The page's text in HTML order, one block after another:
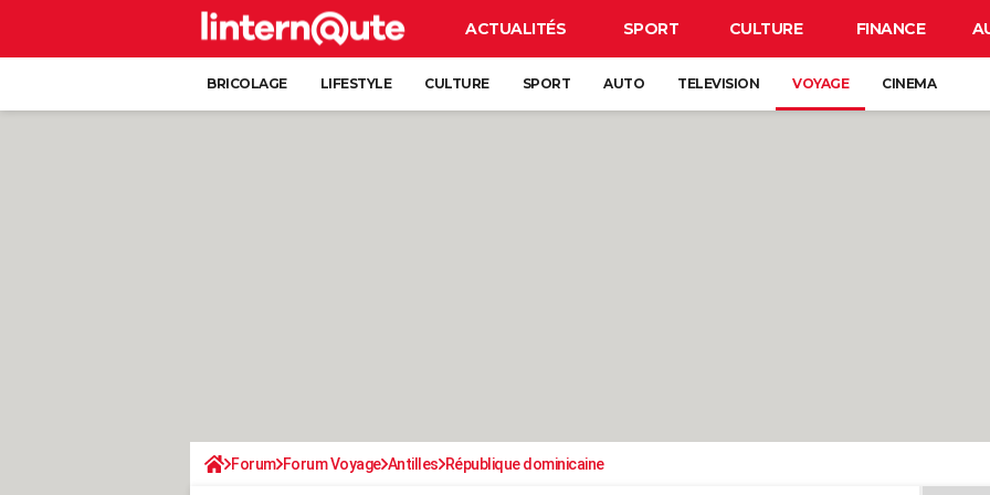
ACTUALITÉS SPORT CULTURE FINANCE
BRICOLAGE LIFESTYLE CULTURE SPORT AUTO TELEVISION VOYAGE CINEMA
Forum Forum Voyage Antilles République dominicaine